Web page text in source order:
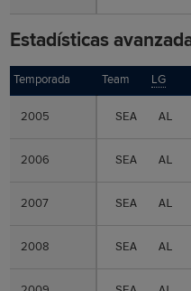
Estadísticas
Temporada Team LG
2005 SEA AL
2006 SEA AL
2007 SEA AL
2008 SEA AL
Temporada
2005
2006
2007
2008